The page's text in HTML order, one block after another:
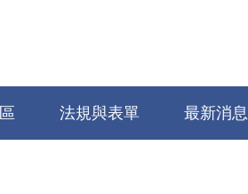
法規與表單 最新消息